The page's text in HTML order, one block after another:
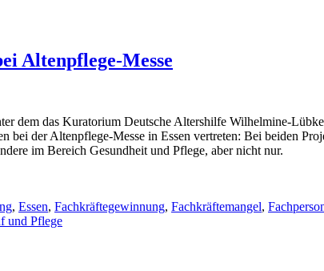
Altenpflege-Messe
dem das Kuratorium Deutsche Altershilfe Wilhelmine-
der Altenpflege-Messe in Essen vertreten: Bei beiden
im Bereich Gesundheit und Pflege, aber nicht nur.
, Essen, Fachkräftegewinnung, Fachkräftemangel,
und Pflege